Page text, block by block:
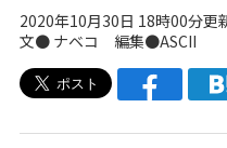
2020年10月30日 18時00分更
文● ナベコ 編集●ASCII